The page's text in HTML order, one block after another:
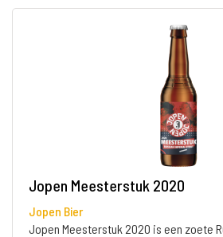
Jopen Meesterstuk 2020
Jopen Bier
Jopen Meesterstuk 2020 is een zoete